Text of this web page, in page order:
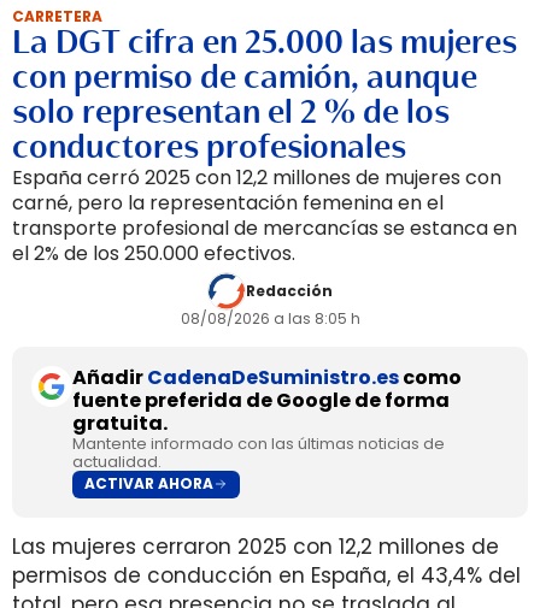
CARRETERA
La DGT cifra en 25.000 las mujeres
con permiso de camión, aunque
solo representan el 2 % de los
conductores profesionales
España cerró 2025 con 12,2 millones de mujeres con
carné, pero la representación femenina en el
transporte profesional de mercancías se estanca en
el 2% de los 250.000 efectivos.
Redacción
08/08/2026 a las 8:05 h
AñadirCadenaDeSuministro.escomo
fuente preferida de Google de forma
gratuita.
Mantente informado con las últimas noticias de
actualidad.
ACTIVAR AHORA
Las mujeres cerraron 2025 con 12,2 millones de
permisos de conducción en España, el 43,4% del